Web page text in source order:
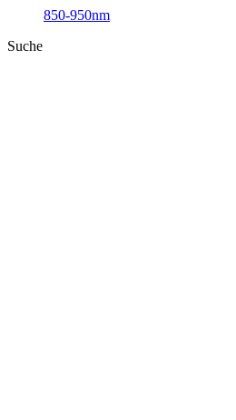
850-950nm
Suche